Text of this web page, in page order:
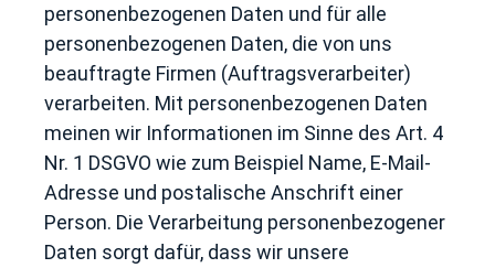
personenbezogenen Daten und für alle
personenbezogenen Daten, die von uns
beauftragte Firmen (Auftragsverarbeiter)
verarbeiten. Mit personenbezogenen Daten
meinen wir Informationen im Sinne des Art. 4
Nr. 1 DSGVO wie zum Beispiel Name, E-Mail-
Adresse und postalische Anschrift einer
Person. Die Verarbeitung personenbezogener
Daten sorgt dafür, dass wir unsere